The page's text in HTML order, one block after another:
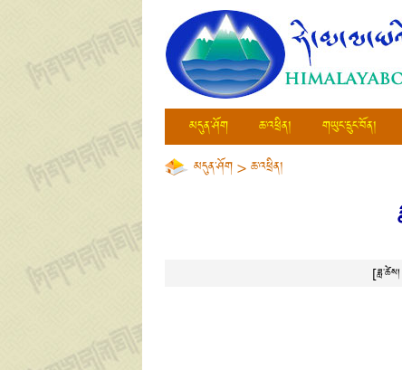
མདུན་ཤོག
ཆ་འཕྲིན། གཡུང་དྲུང་བོན།
མདུན་ཤོག>ཆ་འཕྲིན།